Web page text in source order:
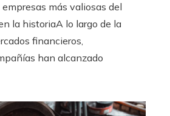
más valiosas del
la historiaA lo largo de la
financieros,
han alcanzado